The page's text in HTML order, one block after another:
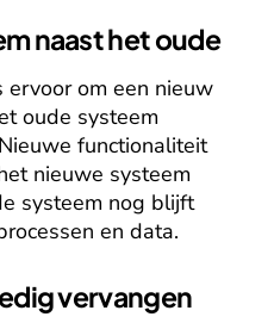
naast het oude
ervoor om een nieuw
oude systeem
functionaliteit
nieuwe systeem
systeem nog blijft
en data.
vervangen